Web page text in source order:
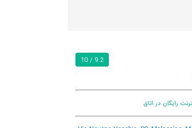
هنوز اطلاعات کاملی توسط کاربران اعلام نشده است